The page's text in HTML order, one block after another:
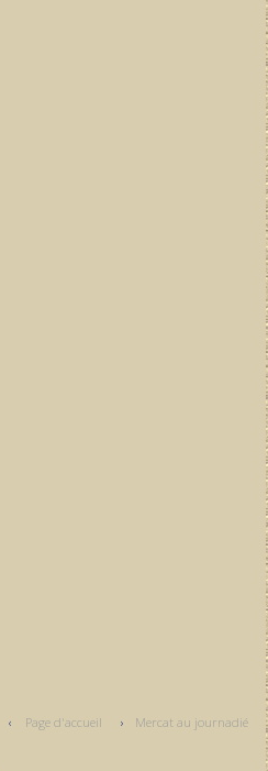
Page d'accueil Mercat au journadié